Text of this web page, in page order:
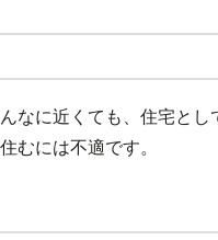
なに近くても、住宅とし
むには不適です。